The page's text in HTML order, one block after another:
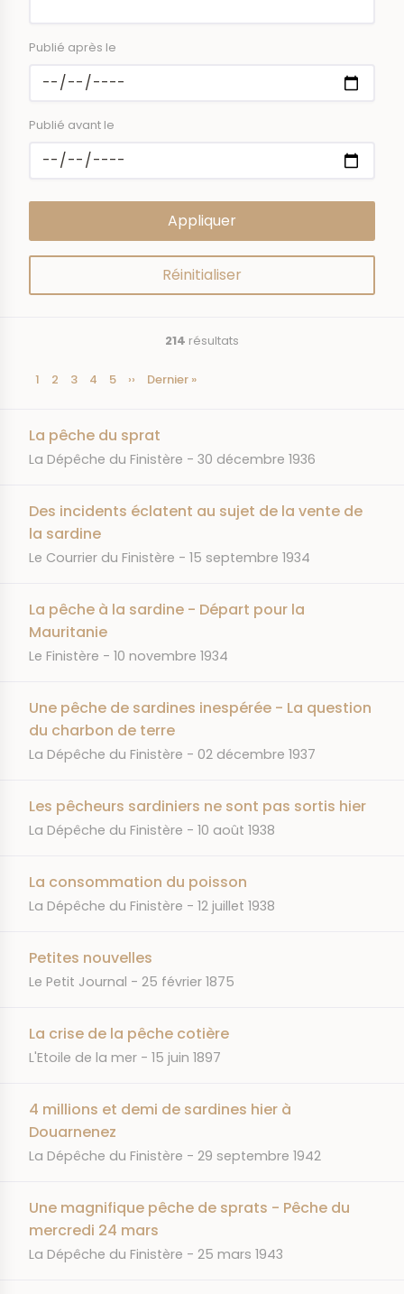
Publié après le
Publié avant le
214 résultats
Pagination
Page
1 Page
2 Page
3 Page
4 Page
5
Page
››
Dernière
Dernier »
La pêche du sprat
JOURNAL
La Dépêche du Finistère DATE
30 décembre 1936
Des incidents éclatent au sujet de la vente de
la sardine
JOURNAL
Le Courrier du Finistère DATE
15 septembre 1934
La pêche à la sardine - Départ pour la
Mauritanie
JOURNAL
Le Finistère DATE
10 novembre 1934
Une pêche de sardines inespérée - La question
du charbon de terre
JOURNAL
La Dépêche du Finistère DATE
02 décembre 1937
Les pêcheurs sardiniers ne sont pas sortis hier
JOURNAL
La Dépêche du Finistère DATE
10 août 1938
La consommation du poisson
JOURNAL
La Dépêche du Finistère DATE
12 juillet 1938
Petites nouvelles
JOURNAL
Le Petit Journal DATE
25 février 1875
La crise de la pêche cotière
JOURNAL
L'Etoile de la mer DATE
15 juin 1897
4 millions et demi de sardines hier à
Douarnenez
JOURNAL
La Dépêche du Finistère DATE
29 septembre 1942
Une magnifique pêche de sprats - Pêche du
mercredi 24 mars
JOURNAL
La Dépêche du Finistère DATE
25 mars 1943